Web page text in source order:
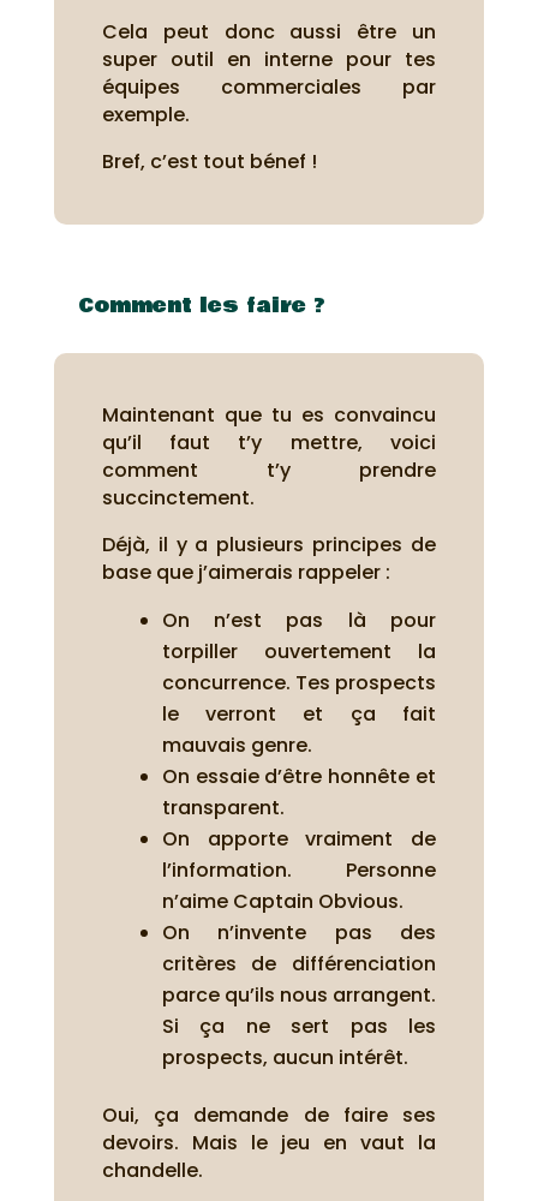
Cela peut donc aussi être un
super outil en interne pour tes
équipes commerciales par
exemple.
Bref, c’est tout bénef !
Comment les faire ?
Maintenant que tu es convaincu
qu’il faut t’y mettre, voici
comment t’y prendre
succinctement.
Déjà, il y a plusieurs principes de
base que j’aimerais rappeler :
On n’est pas là pour
torpiller ouvertement la
concurrence. Tes prospects
le verront et ça fait
mauvais genre.
On essaie d’être honnête et
transparent.
On apporte vraiment de
l’information. Personne
n’aime Captain Obvious.
On n’invente pas des
critères de différenciation
parce qu’ils nous arrangent.
Si ça ne sert pas les
prospects, aucun intérêt.
Oui, ça demande de faire ses
devoirs. Mais le jeu en vaut la
chandelle.